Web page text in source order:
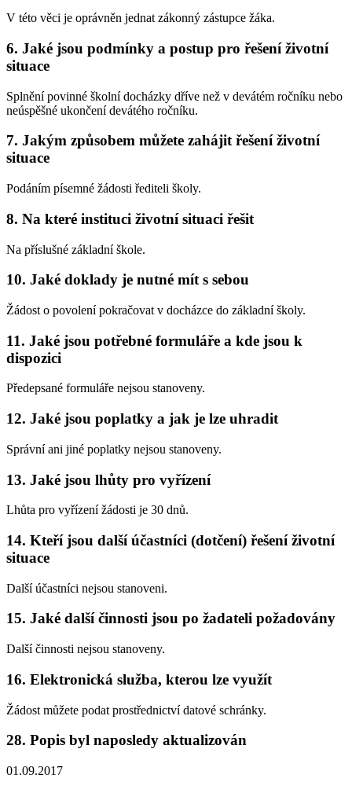
V této věci je oprávněn jednat zákonný zástupce žáka.
6. Jaké jsou podmínky a postup pro řešení životní
situace
Splnění povinné školní docházky dříve než v devátém ročníku nebo
neúspěšné ukončení devátého ročníku.
7. Jakým způsobem můžete zahájit řešení životní
situace
Podáním písemné žádosti řediteli školy.
8. Na které instituci životní situaci řešit
Na příslušné základní škole.
10. Jaké doklady je nutné mít s sebou
Žádost o povolení pokračovat v docházce do základní školy.
11. Jaké jsou potřebné formuláře a kde jsou k
dispozici
Předepsané formuláře nejsou stanoveny.
12. Jaké jsou poplatky a jak je lze uhradit
Správní ani jiné poplatky nejsou stanoveny.
13. Jaké jsou lhůty pro vyřízení
Lhůta pro vyřízení žádosti je 30 dnů.
14. Kteří jsou další účastníci (dotčení) řešení životní
situace
Další účastníci nejsou stanoveni.
15. Jaké další činnosti jsou po žadateli požadovány
Další činnosti nejsou stanoveny.
16. Elektronická služba, kterou lze využít
Žádost můžete podat prostřednictví datové schránky.
28. Popis byl naposledy aktualizován
01.09.2017